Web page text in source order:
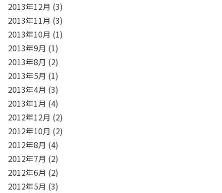
2013年12月 (3)
2013年11月 (3)
2013年10月 (1)
2013年9月 (1)
2013年8月 (2)
2013年5月 (1)
2013年4月 (3)
2013年1月 (4)
2012年12月 (2)
2012年10月 (2)
2012年8月 (4)
2012年7月 (2)
2012年6月 (2)
2012年5月 (3)